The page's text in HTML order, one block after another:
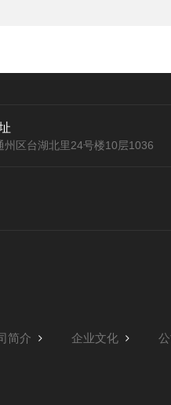
州区台湖北里24号楼10层1036
简介 企业文化